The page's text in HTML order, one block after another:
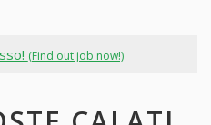
(Find out job now!)